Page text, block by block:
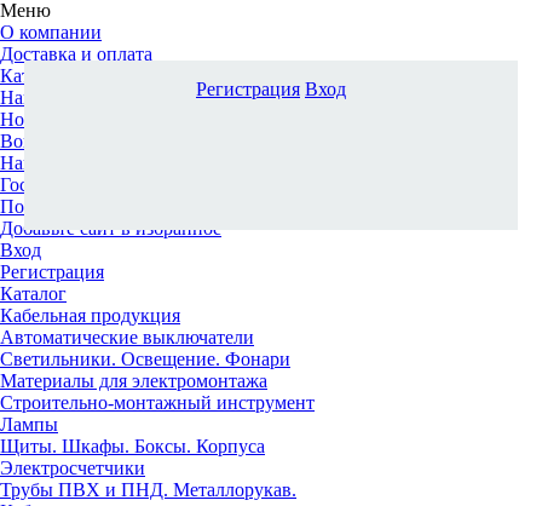
Меню
О компании
Доставка и оплата
Каталог
Наши офисы
Новости и новинки
Вопрос-ответ
Наша команда
Гос. заказчикам
Поставщикам
Добавьте сайт в избранное
Вход
Регистрация
Каталог
Кабельная продукция
Автоматические выключатели
Светильники. Освещение. Фонари
Материалы для электромонтажа
Строительно-монтажный инструмент
Лампы
Щиты. Шкафы. Боксы. Корпуса
Электросчетчики
Трубы ПВХ и ПНД. Металлорукав.
Регистрация Вход